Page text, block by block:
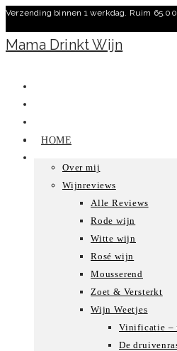
Ga
naar
inhoud
Verzending binnen 1 werkdag. Ruim
Mama Drinkt Wijn
HOME
Over mij
Wijnreviews
Alle Reviews
Rode wijn
Witte wijn
Rosé wijn
Mousserend
Zoet & Versterkt
Wijn Weetjes
Vinificatie –
De